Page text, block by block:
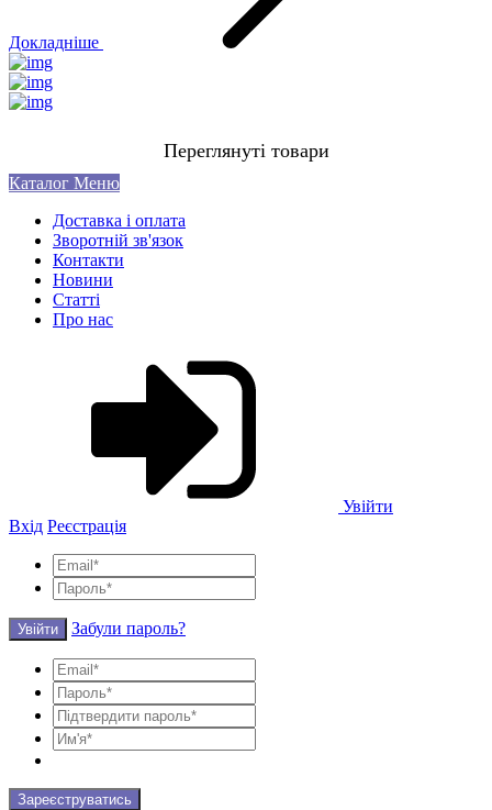
Докладніше
Переглянуті товари
Каталог Меню
Доставка і оплата
Зворотній зв'язок
Контакти
Новини
Статті
Про нас
Увійти
Вхід Реєстрація
Увійти Забули пароль?
Зареєструватись